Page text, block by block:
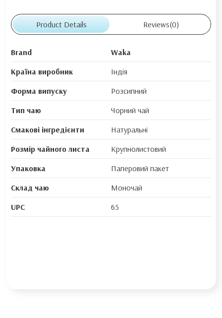
Product Details Reviews(0)
Brand
Waka
Країна виробник
Індія
Форма випуску
Розсипний
Тип чаю
Чорний чай
Смакові інгредієнти
Натуральні
Розмір чайного листа
Крупнолистовий
Упаковка
Паперовий пакет
Склад чаю
Моночай
UPC
65